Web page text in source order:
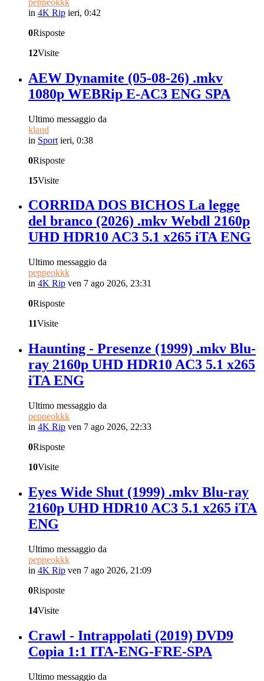
in 4K Rip ieri, 0:42
0Risposte
12Visite
AEW Dynamite (05-08-26) .mkv
1080p WEBRip E-AC3 ENG SPA
Ultimo messaggio da
klaud
in Sport ieri, 0:38
0Risposte
15Visite
CORRIDA DOS BICHOS La legge
del branco (2026) .mkv Webdl 2160p
UHD HDR10 AC3 5.1 x265 iTA ENG
Ultimo messaggio da
peppeokkk
in 4K Rip ven 7 ago 2026, 23:31
0Risposte
11Visite
Haunting - Presenze (1999) .mkv Blu-
ray 2160p UHD HDR10 AC3 5.1 x265
iTA ENG
Ultimo messaggio da
peppeokkk
in 4K Rip ven 7 ago 2026, 22:33
0Risposte
10Visite
Eyes Wide Shut (1999) .mkv Blu-ray
2160p UHD HDR10 AC3 5.1 x265 iTA
ENG
Ultimo messaggio da
peppeokkk
in 4K Rip ven 7 ago 2026, 21:09
0Risposte
14Visite
Crawl - Intrappolati (2019) DVD9
Copia 1:1 ITA-ENG-FRE-SPA
Ultimo messaggio da